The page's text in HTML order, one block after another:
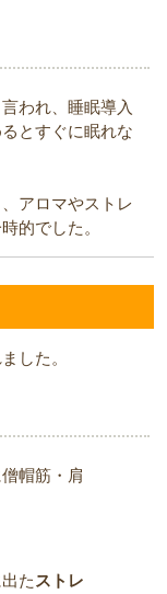
われ、睡眠導入
とすぐに眠れな
アロマやストレ
的でした。
した。
帽筋・肩
た ストレ